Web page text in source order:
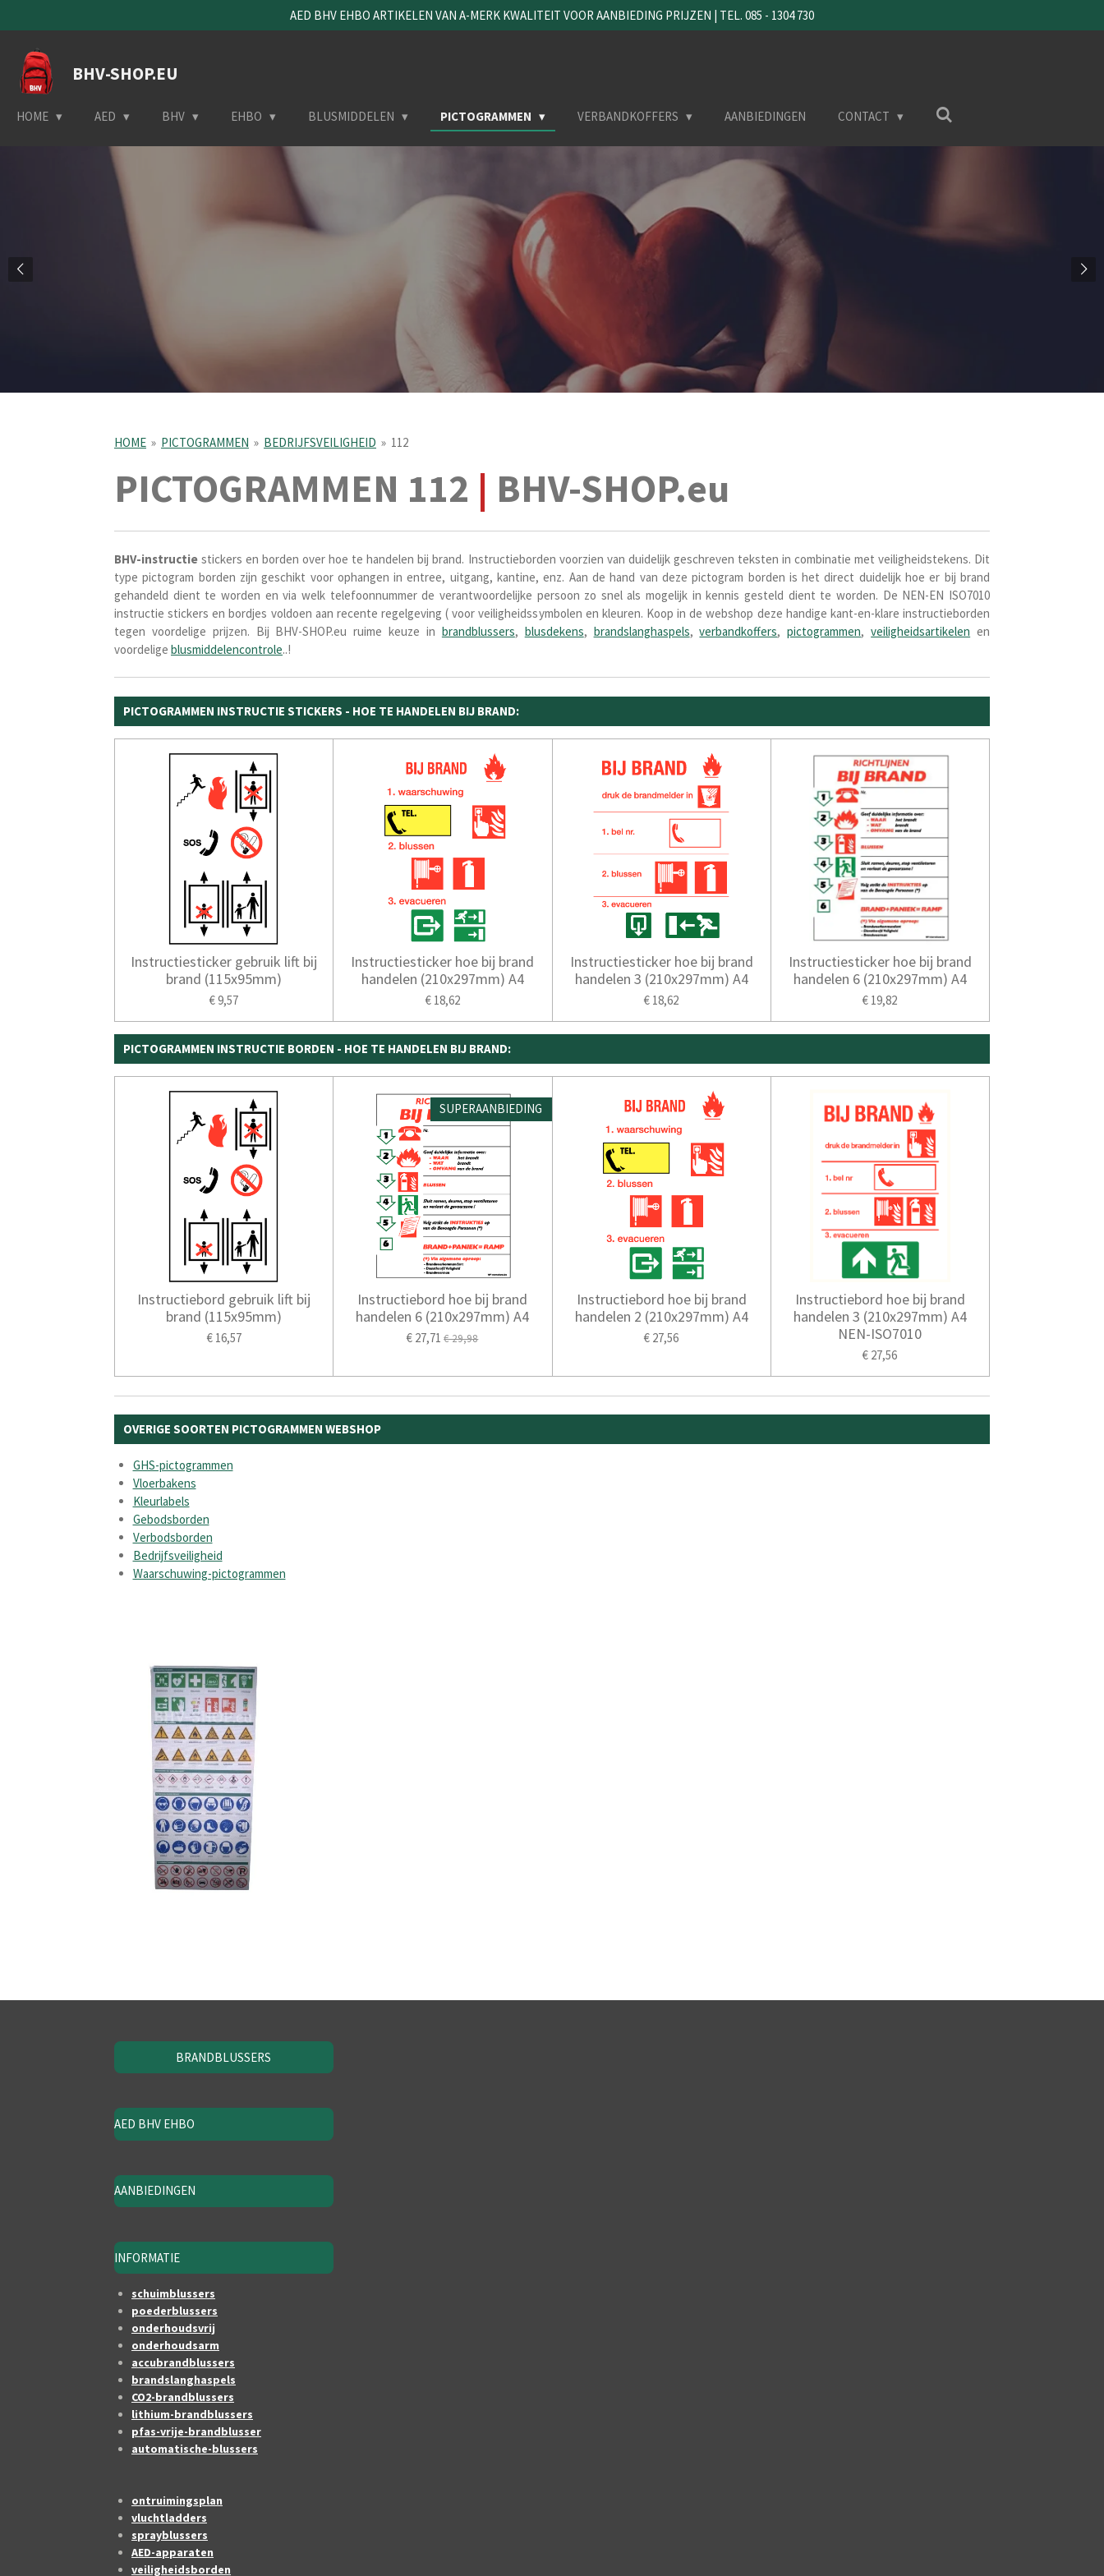
direct
naar
hoofdinhoud
AED BHV EHBO ARTIKELEN VAN A-MERK KWALITEIT VOOR AANBIEDING PRIJZEN | TEL. 085 - 1304 730
BHV-SHOP.EU
HOME AED BHV EHBO BLUSMIDDELEN PICTOGRAMMEN VERBANDKOFFERS AANBIEDINGEN CONTACT
HOME » PICTOGRAMMEN » BEDRIJFSVEILIGHEID » 112
PICTOGRAMMEN 112 | BHV-SHOP.eu
BHV-instructiestickers en borden over hoe te handelen bij brand. Instructieborden voorzien van duidelijk geschreven teksten in combinatie met veiligheidstekens. Dit
type pictogram borden zijn geschikt voor ophangen in entree, uitgang, kantine, enz. Aan de hand van deze pictogram borden is het direct duidelijk hoe er bij brand
gehandeld dient te worden en via welk telefoonnummer de verantwoordelijke persoon zo snel als mogelijk in kennis gesteld dient te worden. De NEN-EN ISO7010
instructie stickers en bordjes voldoen aan recente regelgeving ( voor veiligheidssymbolen en kleuren. Koop in de webshop deze handige kant-en-klare instructieborden
tegen voordelige prijzen. Bij BHV-SHOP.eu ruime keuze in brandblussers, blusdekens, brandslanghaspels,verbandkoffers,pictogrammen,veiligheidsartikelen en
voordelige blusmiddelencontrole..!
PICTOGRAMMEN INSTRUCTIE STICKERS - HOE TE HANDELEN BIJ BRAND:
Instructiesticker gebruik lift bij
brand (115x95mm)
€ 9,57
Instructiesticker hoe bij brand
handelen (210x297mm) A4
€ 18,62
Instructiesticker hoe bij brand
handelen 3 (210x297mm) A4
€ 18,62
Instructiesticker hoe bij brand
handelen 6 (210x297mm) A4
€ 19,82
PICTOGRAMMEN INSTRUCTIE BORDEN - HOE TE HANDELEN BIJ BRAND:
Instructiebord gebruik lift bij
brand (115x95mm)
€ 16,57
SUPERAANBIEDING
Instructiebord hoe bij brand
handelen 6 (210x297mm) A4
€ 27,71 € 29,98
Instructiebord hoe bij brand
handelen 2 (210x297mm) A4
€ 27,56
Instructiebord hoe bij brand
handelen 3 (210x297mm) A4
NEN-ISO7010
€ 27,56
OVERIGE SOORTEN PICTOGRAMMEN WEBSHOP
GHS-pictogrammen
Vloerbakens
Kleurlabels
Gebodsborden
Verbodsborden
Bedrijfsveiligheid
Waarschuwing-pictogrammen
BRANDBLUSSERS
AED BHV EHBO
AANBIEDINGEN
INFORMATIE
schuimblussers
poederblussers
onderhoudsvrij
onderhoudsarm
accubrandblussers
brandslanghaspels
CO2-brandblussers
lithium-brandblussers
pfas-vrije-brandblusser
automatische-blussers
ontruimingsplan
vluchtladders
sprayblussers
AED-apparaten
veiligheidsborden